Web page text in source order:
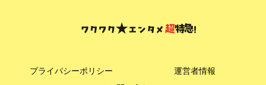
プライパシーポリシー
運営者情報